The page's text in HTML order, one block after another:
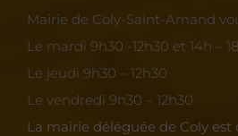
Mairie de Coly-Saint-Amand
Le mardi 9h30 -12h30 et 14h –
Le jeudi 9h30 – 12h30
Le vendredi 9h30 – 12h30
La mairie déléguée de Coly